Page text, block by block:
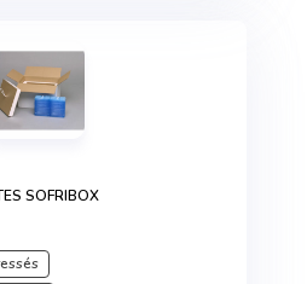
SOFRIBOX